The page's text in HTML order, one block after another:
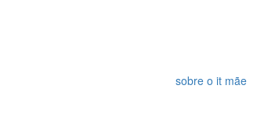
sobre o it mãe